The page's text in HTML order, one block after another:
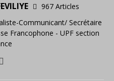
967 Articles
Communicant/ Secrétaire
Francophone - UPF section